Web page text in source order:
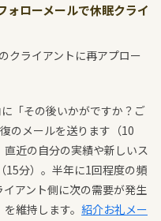
ォローメールで休眠クライ
クライアントに再アプロー
「その後いかがですか？ご
のメールを送ります（10
近の自分の実績や新しいス
15分）。半年に1回程度の頻
アント側に次の需要が発生
維持します。 紹介お礼メー